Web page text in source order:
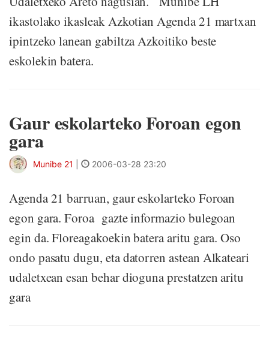
ikastolako ikasleak Azkotian Agenda 21 martxan
ipintzeko lanean gabiltza Azkoitiko beste
eskolekin batera.
Gaur eskolarteko Foroan egon
gara
Munibe 21 2006-03-28 23:20
Agenda 21 barruan, gaur eskolarteko Foroan
egon gara. Foroa gazte informazio bulegoan
egin da. Floreagakoekin batera aritu gara. Oso
ondo pasatu dugu, eta datorren astean Alkateari
udaletxean esan behar dioguna prestatzen aritu
gara